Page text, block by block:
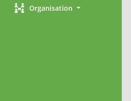
Organisation